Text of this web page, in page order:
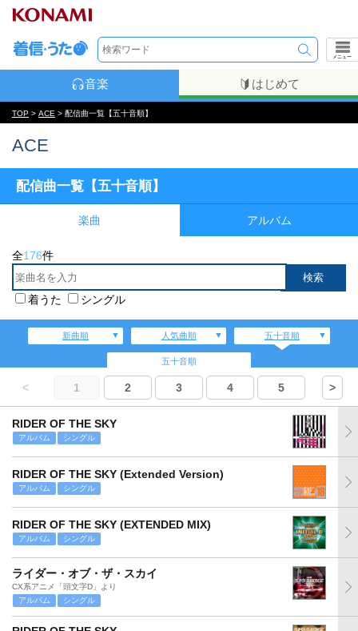
メニュー
音楽 はじめて
TOP > ACE > 配信曲一覧【五十音順】
ACE
配信曲一覧【五十音順】
楽曲 アルバム
全176件
着うた シングル
新曲順 人気曲順 五十音順
五十音順
< 1 2 3 4 5 >
RIDER OF THE SKY
アルバム シングル
RIDER OF THE SKY (Extended Version)
アルバム シングル
RIDER OF THE SKY (EXTENDED MIX)
アルバム シングル
ライダー・オブ・ザ・スカイ
CX系アニメ「頭文字D」より
アルバム
シングル